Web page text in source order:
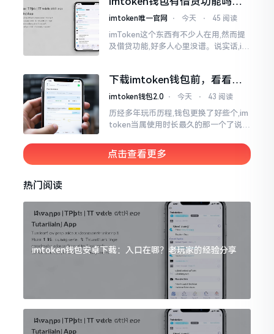
靠谱不靠谱一文说清楚
imtoken唯一官网 ⋅ 今天 ⋅ 45 阅读
imToken这个东西有不少人在用,然而提
及借贷功能,好多人心里没谱。说实话,im
议
下载imtoken钱包前，看看老
用户都咋说
imtoken钱包2.0 ⋅ 今天 ⋅ 43 阅读
历经多年玩币历程,钱包更换了好些个,im
token当属使用时长最久的那一个了说实
况
点击查看更多
热门阅读
imtoken钱包安卓下载：入口在哪？老玩家的经验分享